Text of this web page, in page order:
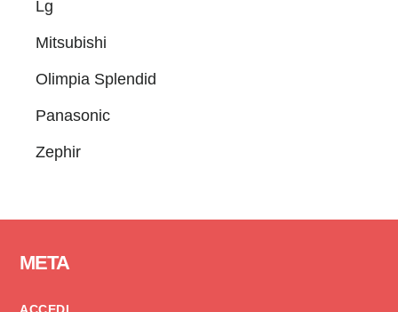
Lg
Mitsubishi
Olimpia Splendid
Panasonic
Zephir
META
ACCEDI